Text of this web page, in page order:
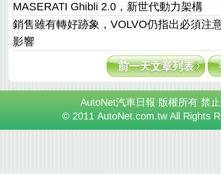
MASERATI Ghibli 2.0，新世代動力架構
銷售雖有轉好跡象，VOLVO仍指出必須注
影響
前一天文章列表
AutoNet汽車日報 版權所有 禁
© 2011 AutoNet.com.tw All Rights